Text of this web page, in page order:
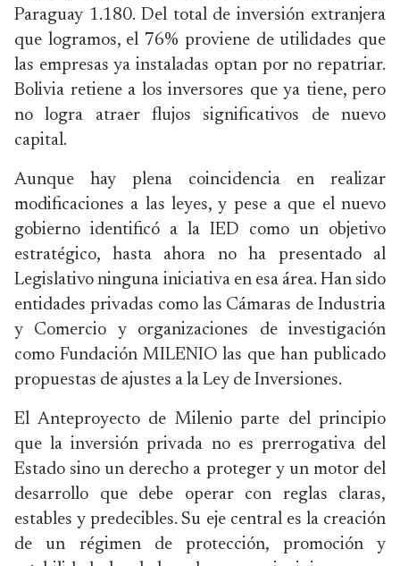
Paraguay 1.180. Del total de inversión extranjera
que logramos, el 76% proviene de utilidades que
las empresas ya instaladas optan por no repatriar.
Bolivia retiene a los inversores que ya tiene, pero
no logra atraer flujos significativos de nuevo
capital.
Aunque hay plena coincidencia en realizar
modificaciones a las leyes, y pese a que el nuevo
gobierno identificó a la IED como un objetivo
estratégico, hasta ahora no ha presentado al
Legislativo ninguna iniciativa en esa área. Han sido
entidades privadas como las Cámaras de Industria
y Comercio y organizaciones de investigación
como Fundación MILENIO las que han publicado
propuestas de ajustes a la Ley de Inversiones.
El Anteproyecto de Milenio parte del principio
que la inversión privada no es prerrogativa del
Estado sino un derecho a proteger y un motor del
desarrollo que debe operar con reglas claras,
estables y predecibles. Su eje central es la creación
de un régimen de protección, promoción y